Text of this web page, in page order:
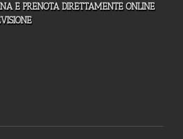
E PRENOTA DIRETTAMENTE ONLINE